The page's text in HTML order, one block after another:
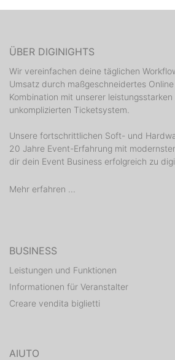
ÜBER DIGINIGHTS
Wir vereinfachen deine täglichen
Umsatz durch maßgeschneidertes
Kombination mit unserer
unkomplizierten Ticketsystem.
Unsere fortschrittlichen Soft- und
20 Jahre Event-Erfahrung mit
dir dein Event Business erfolgreich zu
Mehr erfahren ...
BUSINESS
Leistungen und Funktionen
Informationen für Veranstalter
Creare vendita biglietti
AIUTO